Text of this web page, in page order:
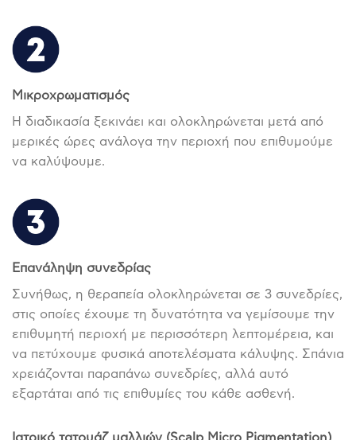
Μικροχρωματισμός
Η διαδικασία ξεκινάει και ολοκληρώνεται μετά από
μερικές ώρες ανάλογα την περιοχή που επιθυμούμε
να καλύψουμε.
Επανάληψη συνεδρίας
Συνήθως, η θεραπεία ολοκληρώνεται σε 3 συνεδρίες,
στις οποίες έχουμε τη δυνατότητα να γεμίσουμε την
επιθυμητή περιοχή με περισσότερη λεπτομέρεια, και
να πετύχουμε φυσικά αποτελέσματα κάλυψης. Σπάνια
χρειάζονται παραπάνω συνεδρίες, αλλά αυτό
εξαρτάται από τις επιθυμίες του κάθε ασθενή.